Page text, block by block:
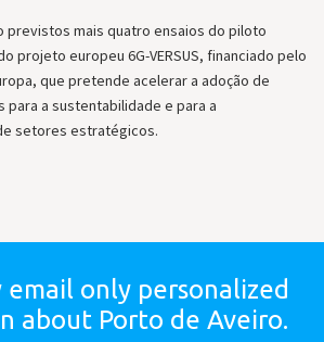
previstos mais quatro ensaios do piloto
projeto europeu 6G-VERSUS, financiado pelo
que pretende acelerar a adoção de
para a sustentabilidade e para a
setores estratégicos.
email only personalized
about Porto de Aveiro.